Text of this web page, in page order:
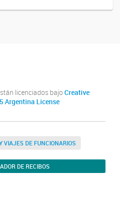
licenciados bajo Creative
Argentina License
VIAJES DE FUNCIONARIOS
DE RECIBOS